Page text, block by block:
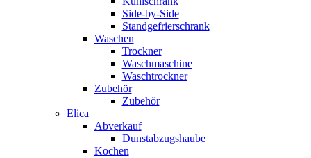
Side-by-Side
Standgefrierschrank
Waschen
Trockner
Waschmaschine
Waschtrockner
Zubehör
Zubehör
Elica
Abverkauf
Dunstabzugshaube
Kochen